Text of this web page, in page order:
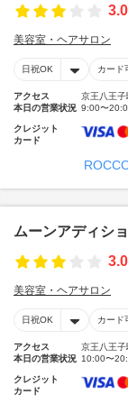
美容室・ヘアサロン
日祝OK カード
アクセス
京王八王子
本日の営業状況 9:00〜
クレジット
カード
ムーンアディシ
美容室・ヘアサロン
日祝OK カード
アクセス
京王八王子
本日の営業状況 10:00〜
クレジット
カード